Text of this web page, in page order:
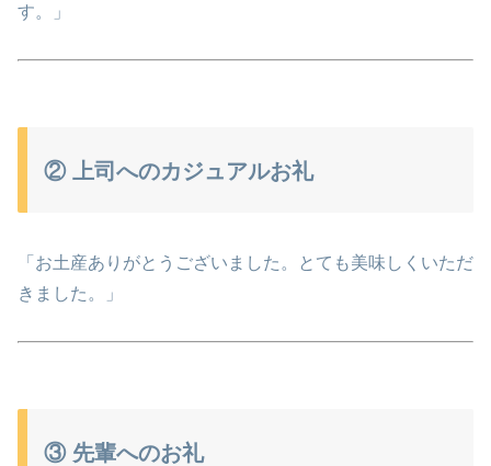
す。」
② 上司へのカジュアルお礼
「お土産ありがとうございました。とても美味しくいただ
きました。」
③ 先輩へのお礼